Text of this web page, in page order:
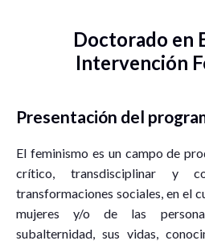
Doctorado en
Intervención
Presentación del
El feminismo es un campo de
crítico, transdisciplinar y
transformaciones sociales, en el
mujeres y/o de las
subalternidad, sus vidas,